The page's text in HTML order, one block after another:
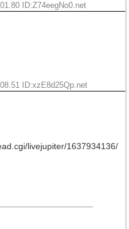
ID:Z74eegNo0.net
ID:xzE8d25Qp.net
livejupiter/1637934136/